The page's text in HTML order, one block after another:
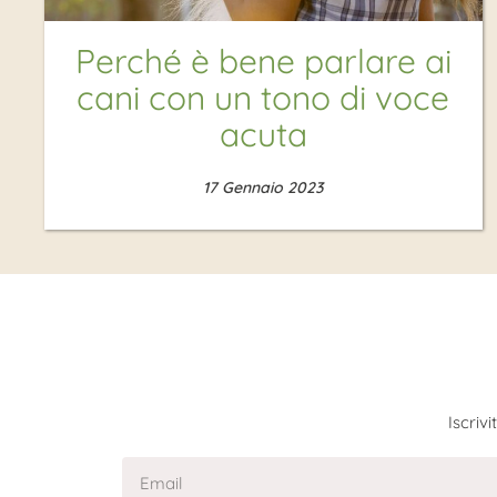
Perché è bene parlare ai
cani con un tono di voce
acuta
17 Gennaio 2023